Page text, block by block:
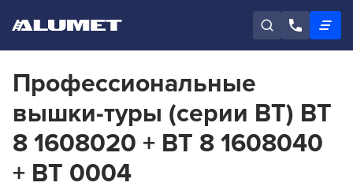
Профессиональные
вышки-туры (серии ВТ) ВТ
8 1608020 + ВТ 8 1608040
+ ВТ 0004